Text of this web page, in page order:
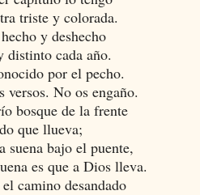
triste y colorada.
y deshecho
distinto cada año.
por el pecho.
No os engaño.
bosque de la frente
que llueva;
suena bajo el puente,
es que a Dios lleva.
camino desandado